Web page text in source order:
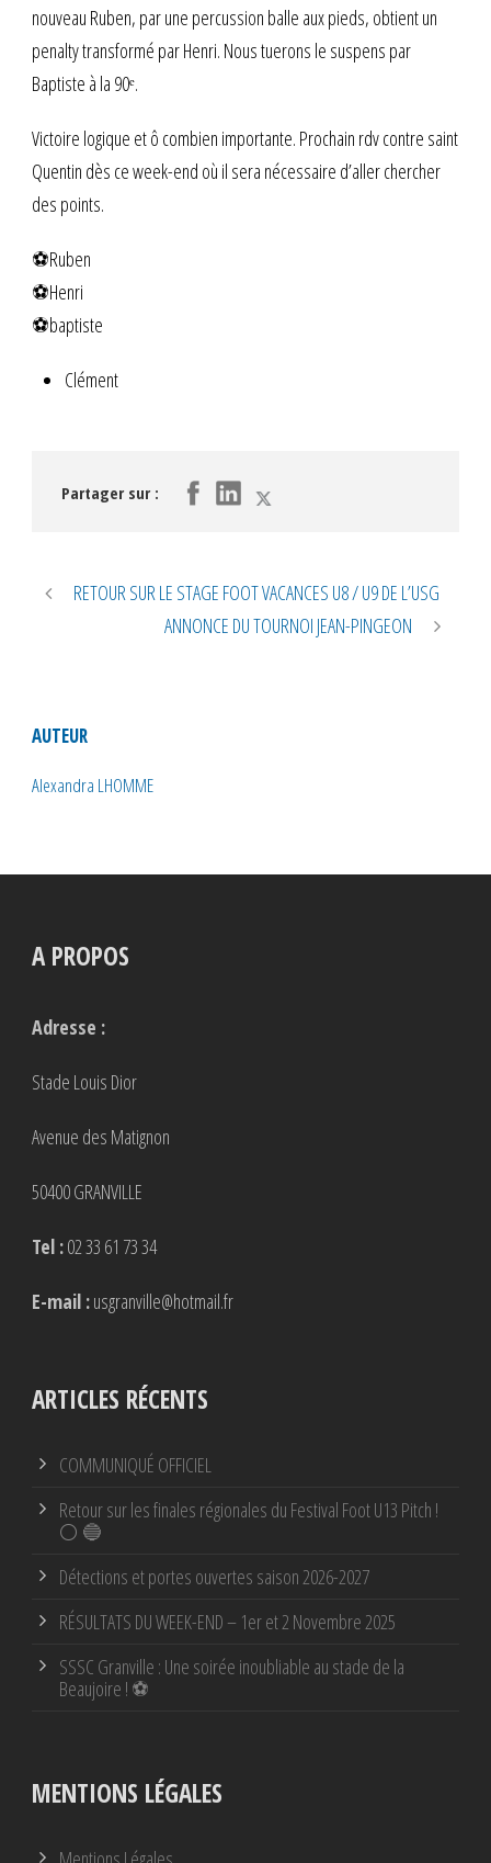
nouveau Ruben, par une percussion balle aux pieds, obtient un
penalty transformé par Henri. Nous tuerons le suspens par
Baptiste à la 90ᵉ.
Victoire logique et ô combien importante. Prochain rdv contre saint
Quentin dès ce week-end où il sera nécessaire d’aller chercher
des points.
⚽️Ruben
⚽️Henri
⚽️baptiste
Clément
Partager sur :
RETOUR SUR LE STAGE FOOT VACANCES U8 / U9 DE L’USG
ANNONCE DU TOURNOI JEAN-PINGEON
AUTEUR
Alexandra LHOMME
A PROPOS
Adresse :
Stade Louis Dior
Avenue des Matignon
50400 GRANVILLE
Tel :02 33 61 73 34
E-mail :usgranville@hotmail.fr
ARTICLES RÉCENTS
COMMUNIQUÉ OFFICIEL
Retour sur les finales régionales du Festival Foot U13 Pitch !
⚪ 🔵
Détections et portes ouvertes saison 2026-2027
RÉSULTATS DU WEEK-END – 1er et 2 Novembre 2025
SSSC Granville : Une soirée inoubliable au stade de la
Beaujoire ! ⚽
MENTIONS LÉGALES